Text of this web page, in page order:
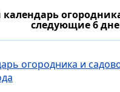
следующие 6
огородника и